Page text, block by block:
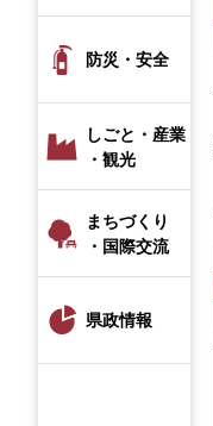
防災・安全
しごと・産業
・観光
まちづくり
・国際交流
県政情報